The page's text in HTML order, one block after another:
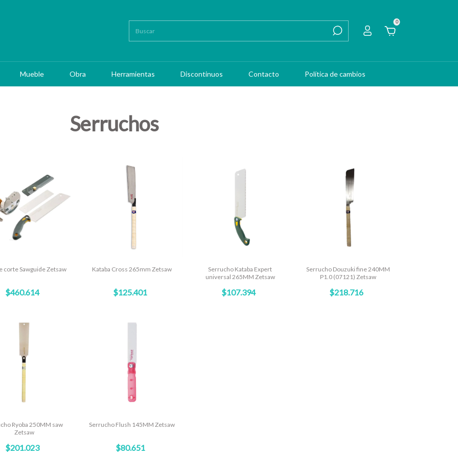
0
Mueble Obra Herramientas Discontinuos Contacto Política de cambios
Serruchos
corte Sawguide Zetsaw
$460.614
Kataba Cross 265mm Zetsaw
$125.401
Serrucho Kataba Expert
universal 265MM Zetsaw
$107.394
Serrucho Douzuki fine 240MM
P1.0 (07121) Zetsaw
$218.716
Ryoba 250MM saw
Zetsaw
$201.023
Serrucho Flush 145MM Zetsaw
$80.651